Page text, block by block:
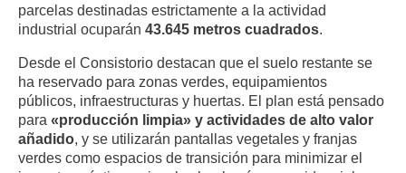
parcelas destinadas estrictamente a la actividad
industrial ocuparán 43.645 metros cuadrados.
Desde el Consistorio destacan que el suelo restante se
ha reservado para zonas verdes, equipamientos
públicos, infraestructuras y huertas. El plan está pensado
para «producción limpia» y actividades de alto valor
añadido, y se utilizarán pantallas vegetales y franjas
verdes como espacios de transición para minimizar el